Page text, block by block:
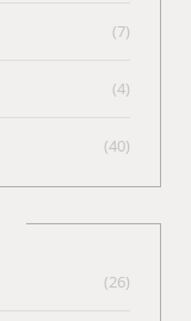
(7)
(4)
(40)
(26)